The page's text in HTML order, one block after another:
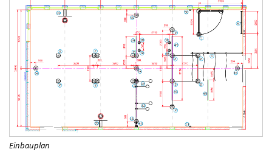
Einbauplan